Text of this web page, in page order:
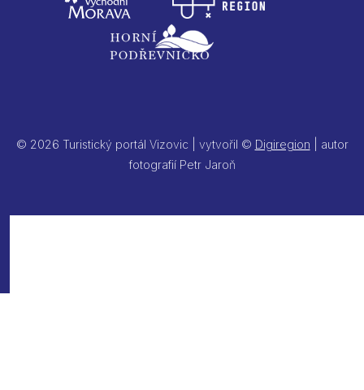
© 2026 Turistický portál Vizovic | vytvořil © Digiregion | autor
fotografií Petr Jaroň